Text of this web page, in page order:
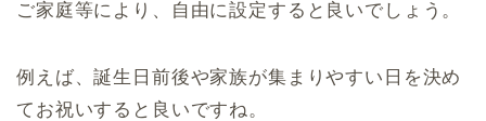
ご家庭等により、自由に設定すると良いでしょう。
例えば、誕生日前後や家族が集まりやすい日を決め
てお祝いすると良いですね。